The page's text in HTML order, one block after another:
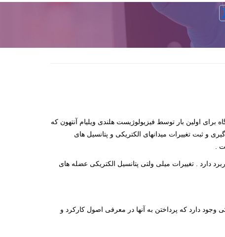
اولین بار توسط فیزیولوژیست هلندی ویلیام آنتهون که
و ثبت تغییرات میدانهای الکتریکی و پتانسیل های
.
دارد . تغییرات میلی ولتی پتانسیل الکتریکی عضله های
دارد که پرداختن به آنها در معرفی اصول کارکرد و